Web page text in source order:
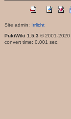
Site admin: Irrlicht
PukiWiki 1.5.3 © 2001-2020
convert time: 0.001 sec.